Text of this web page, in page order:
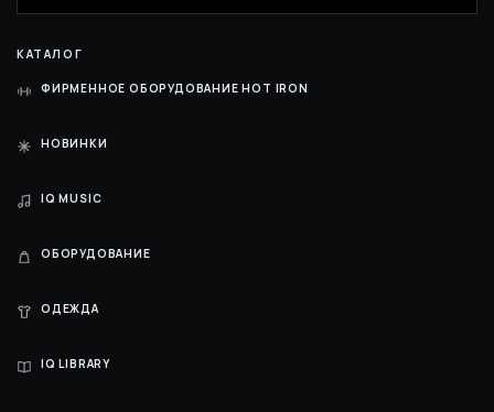
КАТАЛОГ
ФИРМЕННОЕ ОБОРУДОВАНИЕ HOT IRON
НОВИНКИ
IQ MUSIC
ОБОРУДОВАНИЕ
ОДЕЖДА
IQ LIBRARY